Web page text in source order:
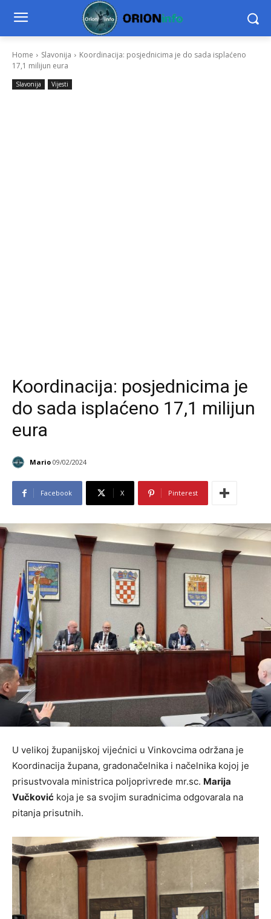
Home Slavonija
Koordinacija: posjednicima je do sada isplaćeno
17,1 milijun eura
Slavonija Vijesti
Koordinacija: posjednicima je
do sada isplaćeno 17,1 milijun
eura
Mario 09/02/2024
Facebook X Pinterest
U velikoj županijskoj vijećnici u Vinkovcima održana je
Koordinacija župana, gradonačelnika i načelnika kojoj je
prisustvovala ministrica poljoprivrede mr.sc. Marija
Vučković koja je sa svojim suradnicima odgovarala na
pitanja prisutnih.